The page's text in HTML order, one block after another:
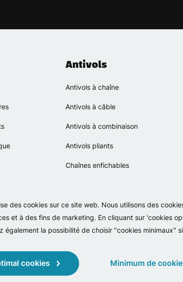
des cookies sur ce site web. Nous utilisons des
et à des fins de marketing. En cliquant sur 'cookies
également la possibilité de choisir "cookies minimaux"
cookies Minimum de
Antivols
Antivols à chaîne
Antivols à câble
Antivols à combinaison
Antivols pliants
Chaînes enfichables